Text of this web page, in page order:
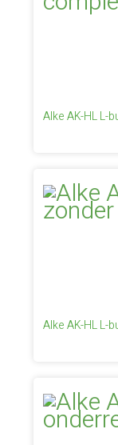
Alke AK-HL L-
Alke AK-HL L-